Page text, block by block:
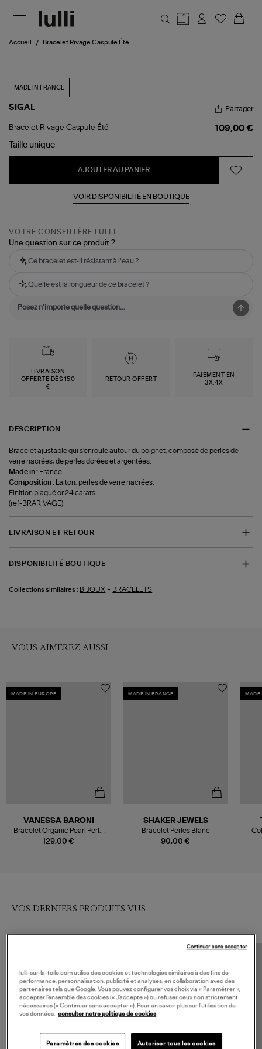
Accueil Bracelet Rivage Caspule Été
MADE IN FRANCE
SIGAL
Bracelet
Caspule
Partager
Bracelet Rivage Caspule Été
109,00 €
Taille unique
AJOUTER AU PANIER
VOIR DISPONIBILITÉ EN BOUTIQUE
VOTRE CONSEILLÈRE LULLI
Une question sur ce produit ?
Ce bracelet est-il résistant à l'eau ?
Quelle est la longueur de ce bracelet ?
LIVRAISON
OFFERTE DÈS 150
€
RETOUR OFFERT
PAIEMENT EN
3X,4X
DESCRIPTION
Bracelet ajustable qui s'enroule autour du poignet, composé de perles de
verre nacrées, de perles dorées et argentées.
Made in : France.
Composition :
Laiton, perles de verre nacrées.
Finition plaqué or 24 carats.
(ref-BRARIVAGE)
LIVRAISON ET RETOUR
DISPONIBILITÉ BOUTIQUE
Collections similaires : BIJOUX - BRACELETS
VOUS AIMEREZ AUSSI
MADE IN EUROPE
129,00 €
VANESSA BARONI
Bracelet Organic Pearl Perle
Doré
MADE IN FRANCE
90,00 €
SHAKER JEWELS
Bracelet Perles Blanc
MADE
VOS DERNIERS PRODUITS VUS
lulli-sur-la-toile.com utilise des cookies et technologies similaires à des fins de
performance, personnalisation, publicité et analyses, en collaboration avec des
partenaires tels que Google. Vous pouvez configurer vos choix via « Paramétrer »,
accepter l’ensemble des cookies (« J’accepte ») ou refuser ceux non strictement
nécessaires (« Continuer sans accepter »). Pour en savoir plus sur l’utilisation de
vos données,
consulter notre politique de cookies
Paramètres des cookies Autoriser tous les cookies
Continuer sans accepter